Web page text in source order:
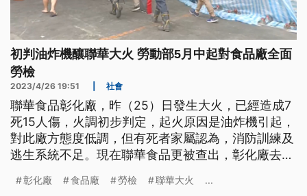
初判油炸機釀聯華大火 勞動部5月中起對食品廠全面
勞檢
2023/4/26 19:51 社會
聯華食品彰化廠，昨（25）日發生大火，已經造成7
死15人傷，火調初步判定，起火原因是油炸機引起，
對此廠方態度低調，但有死者家屬認為，消防訓練及
逃生系統不足。現在聯華食品更被查出，彰化廠去
罰。另外聯華中壢廠經過勞檢後，也被發現防爆設備
彰化廠 食品廠 勞檢 聯華大火 ...